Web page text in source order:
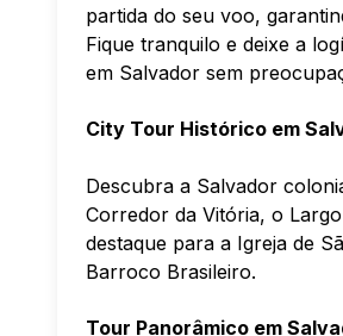
partida do seu voo,
Fique tranquilo e deixe a
em Salvador sem
City Tour Histórico em
Descubra a Salvador
Corredor da Vitória, o
destaque para a Igreja de
Barroco Brasileiro.
Tour Panorâmico em